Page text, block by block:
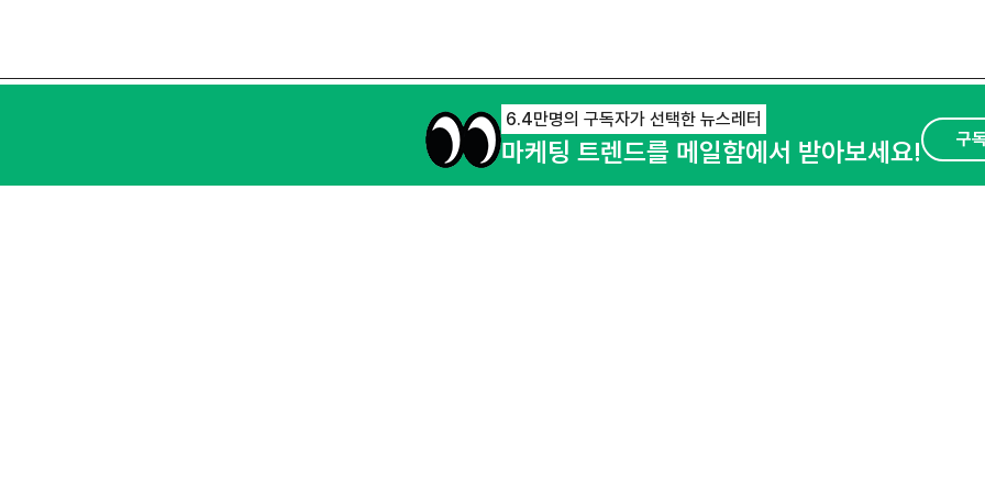
마케팅 감각을 깨워 드릴게요!
6.4만명의 구독자가 선택한 뉴스레터
마케팅 트렌드를 메일함에서 받아보세요! 구